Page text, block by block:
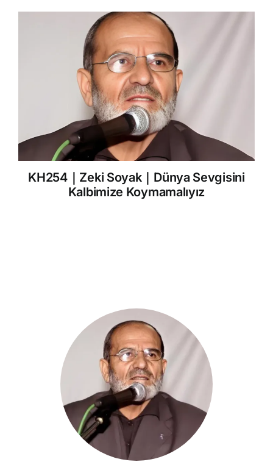
KH254｜Zeki Soyak｜Dünya Sevgisini
Kalbimize Koymamalıyız